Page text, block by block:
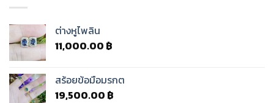
ต่างหูไพลิน
11,000.00 ฿
สร้อยข้อมือมรกต
19,500.00 ฿